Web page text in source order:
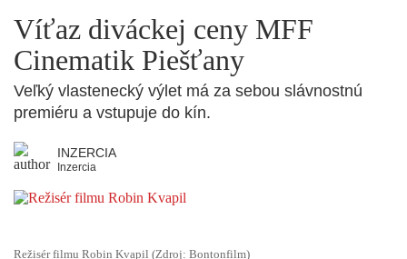
Víťaz diváckej ceny MFF
Cinematik Piešťany
Veľký vlastenecký výlet má za sebou slávnostnú
premiéru a vstupuje do kín.
INZERCIA
Inzercia
Režisér filmu Robin Kvapil (Zdroj: Bontonfilm)